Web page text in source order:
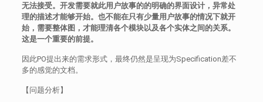
无法接受。开发需要就此用户故事的的明确的界面设计，异常处
理的描述才能够开始。也不能在只有少量用户故事的情况下就开
始，需要整体图，才能理清各个模块以及各个实体之间的关系。
这是一个重要的前提。
因此PO提出来的需求形式，最终仍然是呈现为Specification差不
多的感觉的文档。
【问题分析】